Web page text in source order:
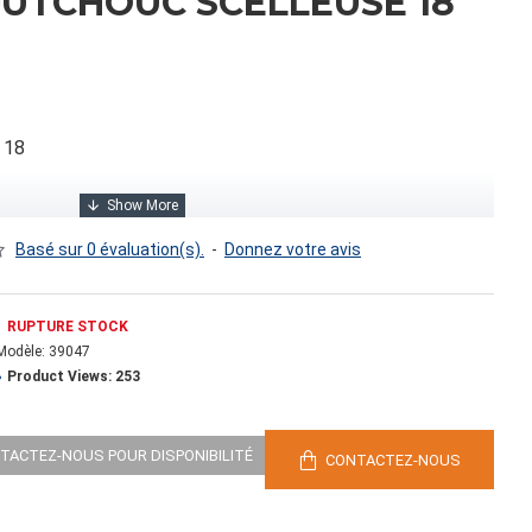
18
Basé sur 0 évaluation(s). - Donnez votre avis
RUPTURE STOCK
39047
Product Views: 253
NOUS POUR DISPONIBILITÉ CONTACTEZ-NOUS